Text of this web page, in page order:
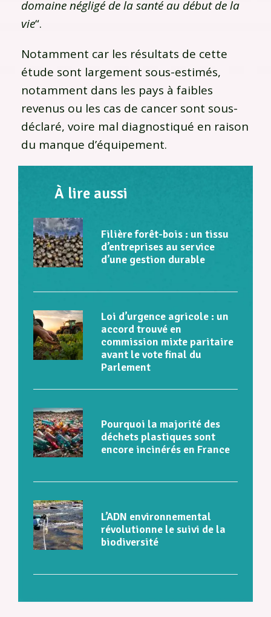
domaine négligé de la santé au début de la
vie“.
Notamment car les résultats de cette
étude sont largement sous-estimés,
notamment dans les pays à faibles
revenus ou les cas de cancer sont sous-
déclaré, voire mal diagnostiqué en raison
du manque d’équipement.
À lire aussi
Filière forêt-bois : un tissu
d’entreprises au service
d’une gestion durable
Loi d’urgence agricole : un
accord trouvé en
commission mixte paritaire
avant le vote final du
Parlement
Pourquoi la majorité des
déchets plastiques sont
encore incinérés en France
L’ADN environnemental
révolutionne le suivi de la
biodiversité